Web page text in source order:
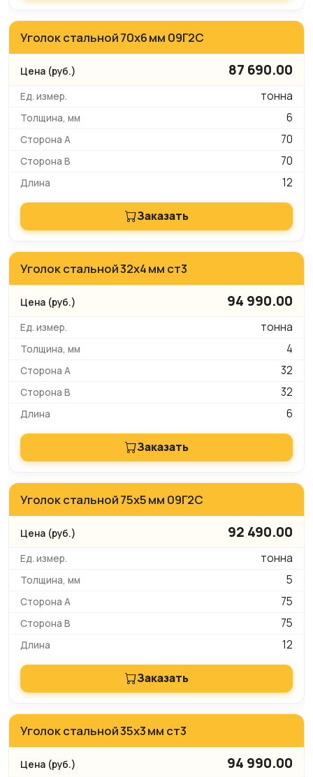
Уголок стальной 70х6 мм 09Г2С
87 690.00
тонна
6
70
70
12
Заказать
Уголок стальной 32х4 мм ст3
94 990.00
тонна
4
32
32
6
Заказать
Уголок стальной 75х5 мм 09Г2С
92 490.00
тонна
5
75
75
12
Заказать
Уголок стальной 35х3 мм ст3
94 990.00